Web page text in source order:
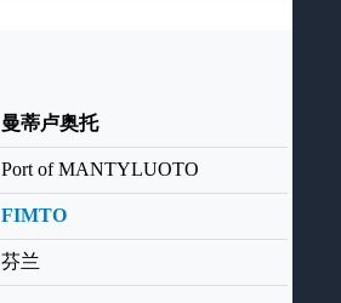
曼蒂卢奥托
Port of MANTYLUOTO
FIMTO
芬兰